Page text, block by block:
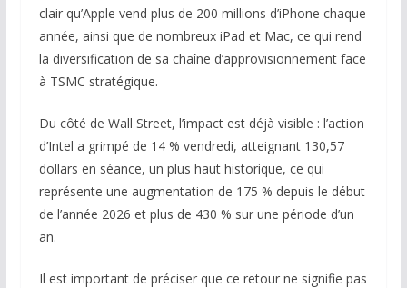
clair qu’Apple vend plus de 200 millions d’iPhone chaque
année, ainsi que de nombreux iPad et Mac, ce qui rend
la diversification de sa chaîne d’approvisionnement face
à TSMC stratégique.
Du côté de Wall Street, l’impact est déjà visible : l’action
d’Intel a grimpé de 14 % vendredi, atteignant 130,57
dollars en séance, un plus haut historique, ce qui
représente une augmentation de 175 % depuis le début
de l’année 2026 et plus de 430 % sur une période d’un
an.
Il est important de préciser que ce retour ne signifie pas